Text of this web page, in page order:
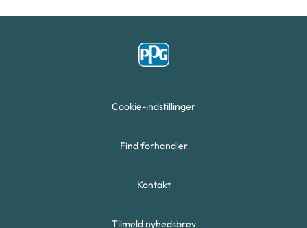
Cookie-indstillinger
Find forhandler
Kontakt
Tilmeld nyhedsbrev